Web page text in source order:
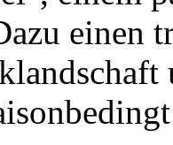
einen